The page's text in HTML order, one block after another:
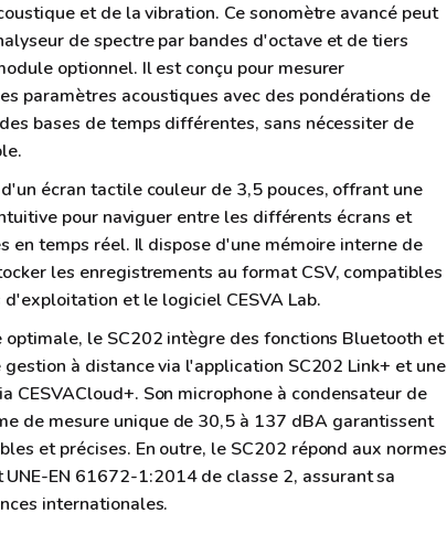
et de la vibration. Ce sonomètre avancé peut
de spectre par bandes d'octave et de tiers
optionnel. Il est conçu pour mesurer
paramètres acoustiques avec des pondérations de
bases de temps différentes, sans nécessiter de
écran tactile couleur de 3,5 pouces, offrant une
pour naviguer entre les différents écrans et
en temps réel. Il dispose d'une mémoire interne de
les enregistrements au format CSV, compatibles
d'exploitation et le logiciel CESVA Lab.
optimale, le SC202 intègre des fonctions Bluetooth et
à distance via l'application SC202 Link+ et une
CESVACloud+. Son microphone à condensateur de
de mesure unique de 30,5 à 137 dBA garantissent
et précises. En outre, le SC202 répond aux normes
EN 61672-1:2014 de classe 2, assurant sa
internationales.